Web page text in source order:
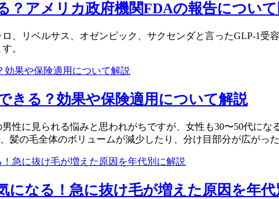
？アメリカ政府機関FDAの報告について
、リベルサス、オゼンピック、サクセンダと言ったGLP-1
。
きる？効果や保険適用について解説
性に見られる悩みと思われがちですが、女性も30〜50代に
髪の毛全体のボリュームが減少したり、分け目部分が広が
になる！急に抜け毛が増えた原因を年代